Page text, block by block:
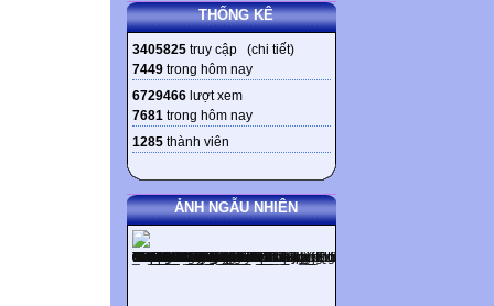
THỐNG KÊ
3405825 truy cập (chi tiết)
7449 trong hôm nay
6729466 lượt xem
7681 trong hôm nay
1285 thành viên
ẢNH NGẪU NHIÊN